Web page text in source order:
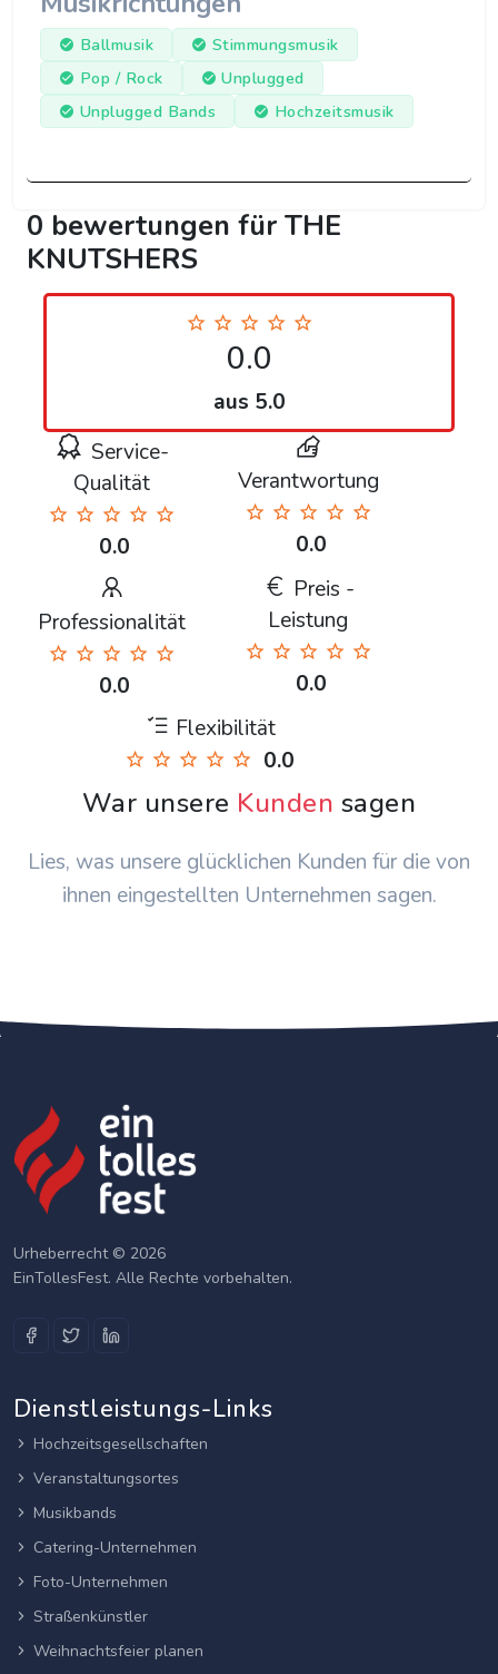
Ballmusik
Stimmungsmusik
Pop / Rock
Unplugged
Unplugged Bands
Hochzeitsmusik
0 bewertungen für THE
KNUTSHERS
0.0
aus 5.0
Service-
Qualität
0.0
Verantwortung
0.0
Professionalität
0.0
Preis -
Leistung
0.0
Flexibilität
0.0
War unsere Kunden sagen
Lies, was unsere glücklichen Kunden für die von
ihnen eingestellten Unternehmen sagen.
Urheberrecht © 2026
EinTollesFest. Alle Rechte vorbehalten.
Dienstleistungs-Links
Hochzeitsgesellschaften
Veranstaltungsortes
Musikbands
Catering-Unternehmen
Foto-Unternehmen
Straßenkünstler
Weihnachtsfeier planen